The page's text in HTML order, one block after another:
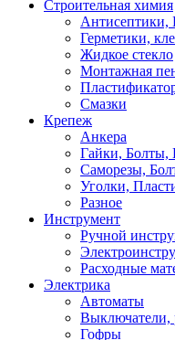
Строительная химия
Антисептики,
Герметики,
Жидкое стекло
Монтажная
Смазки
Крепеж
Анкера
Гайки,
Саморезы,
Уголки,
Разное
Инструмент
Ручной
Расходные
Электрика
Автоматы
Выключатели,
Гофры